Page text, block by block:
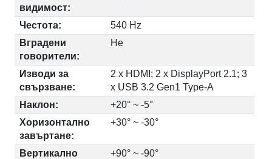
видимост:
Честота:
540 Hz
Вградени
говорители:
Не
Изводи за
свързване:
2 x HDMI; 2 x DisplayPort 2.1; 3
x USB 3.2 Gen1 Type-A
Наклон:
+20° ~ -5°
Хоризонтално
завъртане:
+30° ~ -30°
Вертикално
+90° ~ -90°